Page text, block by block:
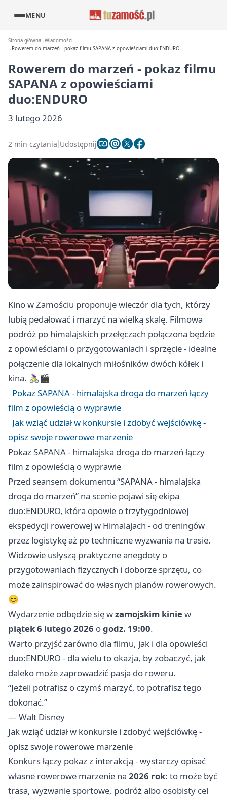
MENU
Strona główna Wiadomości
Rowerem do marzeń - pokaz filmu SAPANA z opowieściami duo:ENDURO
Rowerem do marzeń - pokaz filmu
SAPANA z opowieściami
duo:ENDURO
3 lutego 2026
2 min czytania Udostępnij
Kino w Zamościu proponuje wieczór dla tych, którzy
lubią pedałować i marzyć na wielką skalę. Filmowa
podróż po himalajskich przełęczach połączona będzie
z opowieściami o przygotowaniach i sprzęcie - idealne
połączenie dla lokalnych miłośników dwóch kółek i
kina. 🚴‍♀️🎬
Pokaz SAPANA - himalajska droga do marzeń łączy
film z opowieścią o wyprawie
Jak wziąć udział w konkursie i zdobyć wejściówkę -
opisz swoje rowerowe marzenie
Pokaz SAPANA - himalajska droga do marzeń łączy
film z opowieścią o wyprawie
Przed seansem dokumentu “SAPANA - himalajska
droga do marzeń” na scenie pojawi się ekipa
duo:ENDURO, która opowie o trzytygodniowej
ekspedycji rowerowej w Himalajach - od treningów
przez logistykę aż po techniczne wyzwania na trasie.
Widzowie usłyszą praktyczne anegdoty o
przygotowaniach fizycznych i doborze sprzętu, co
może zainspirować do własnych planów rowerowych.
😊
Wydarzenie odbędzie się wzamojskim kiniew
piątek 6 lutego 2026 ogodz. 19:00.
Warto przyjść zarówno dla filmu, jak i dla opowieści
duo:ENDURO - dla wielu to okazja, by zobaczyć, jak
daleko może zaprowadzić pasja do roweru.
“Jeżeli potrafisz o czymś marzyć, to potrafisz tego
dokonać.”
— Walt Disney
Jak wziąć udział w konkursie i zdobyć wejściówkę -
opisz swoje rowerowe marzenie
Konkurs łączy pokaz z interakcją - wystarczy opisać
własne rowerowe marzenie na 2026 rok: to może być
trasa, wyzwanie sportowe, podróż albo osobisty cel